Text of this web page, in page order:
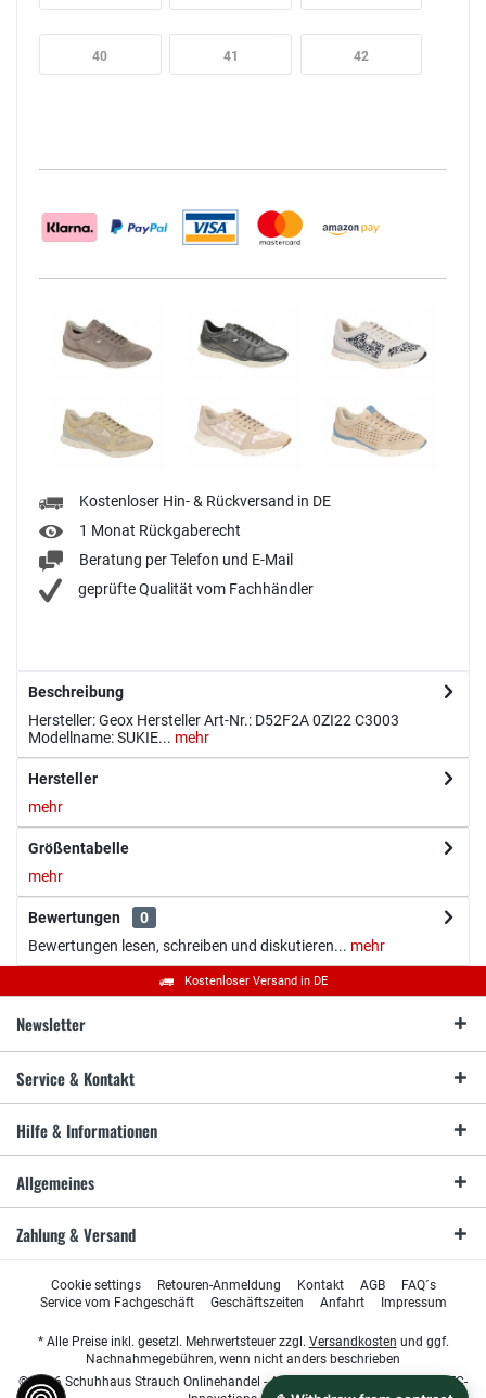
40 41 42
Kostenloser Hin- & Rückversand in DE
1 Monat Rückgaberecht
Beratung per Telefon und E-Mail
geprüfte Qualität vom Fachhändler
Beschreibung
Hersteller: Geox Hersteller Art-Nr.: D52F2A 0ZI22 C3003
Modellname: SUKIE... mehr
Hersteller
mehr
Größentabelle
mehr
Bewertungen
0
Bewertungen lesen, schreiben und diskutieren... mehr
Kostenloser Versand in DE
Newsletter
Service & Kontakt
Hilfe & Informationen
Allgemeines
Zahlung & Versand
Cookie settings Retouren-Anmeldung Kontakt AGB
FAQ´s
Service vom Fachgeschäft
Geschäftszeiten Anfahrt Impressum
* Alle Preise inkl. gesetzl. Mehrwertsteuer zzgl. Versandkosten und ggf.
Nachnahmegebühren, wenn nicht anders beschrieben
© 2026 Schuhhaus Strauch Onlinehandel - All Rights Reserved. Design by
TC-